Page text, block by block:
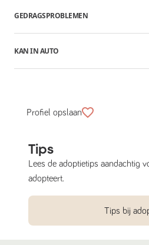
GEDRAGSPROBLEMEN
KAN IN AUTO
Profiel opslaan
Tips
Lees de adoptietips aandachtig
adopteert.
Tips bij